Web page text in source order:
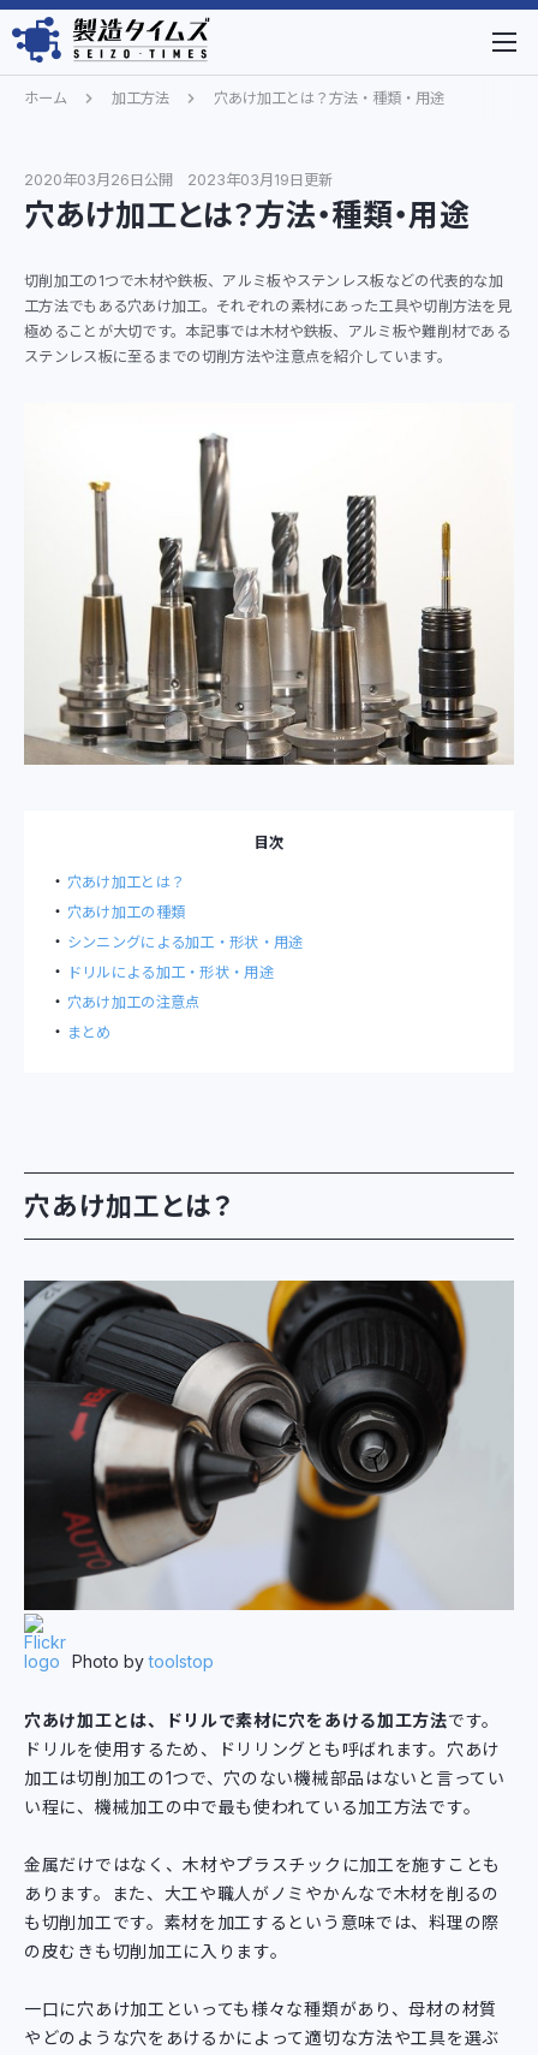
ホーム 加工方法 穴あけ加工とは？方法・種類・用途
2020年03月26日公開 2023年03月19日更新
穴あけ加工とは？方法・種類・用途
切削加工の1つで木材や鉄板、アルミ板やステンレス板などの代表的な加
工方法でもある穴あけ加工。それぞれの素材にあった工具や切削方法を見
極めることが大切です。本記事では木材や鉄板、アルミ板や難削材である
ステンレス板に至るまでの切削方法や注意点を紹介しています。
目次
穴あけ加工とは？
穴あけ加工の種類
シンニングによる加工・形状・用途
ドリルによる加工・形状・用途
穴あけ加工の注意点
まとめ
穴あけ加工とは？
Photo bytoolstop
穴あけ加工とは、ドリルで素材に穴をあける加工方法です。
ドリルを使用するため、ドリリングとも呼ばれます。穴あけ
加工は切削加工の1つで、穴のない機械部品はないと言ってい
い程に、機械加工の中で最も使われている加工方法です。
金属だけではなく、木材やプラスチックに加工を施すことも
あります。また、大工や職人がノミやかんなで木材を削るの
も切削加工です。素材を加工するという意味では、料理の際
の皮むきも切削加工に入ります。
一口に穴あけ加工といっても様々な種類があり、母材の材質
やどのような穴をあけるかによって適切な方法や工具を選ぶ